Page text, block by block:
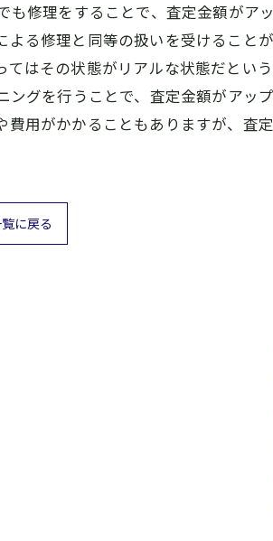
修理をすることで、査定金額がア
る修理と同等の扱いを受けること
はその状態がリアルな状態だとい
グを行うことで、査定金額がアッ
用がかかることもありますが、査
に戻る